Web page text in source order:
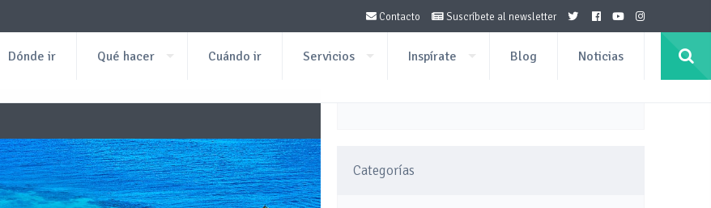
Contacto Suscríbete al newsletter
Dónde ir Qué hacer Cuándo ir Servicios Inspírate Blog Noticias
Categorías